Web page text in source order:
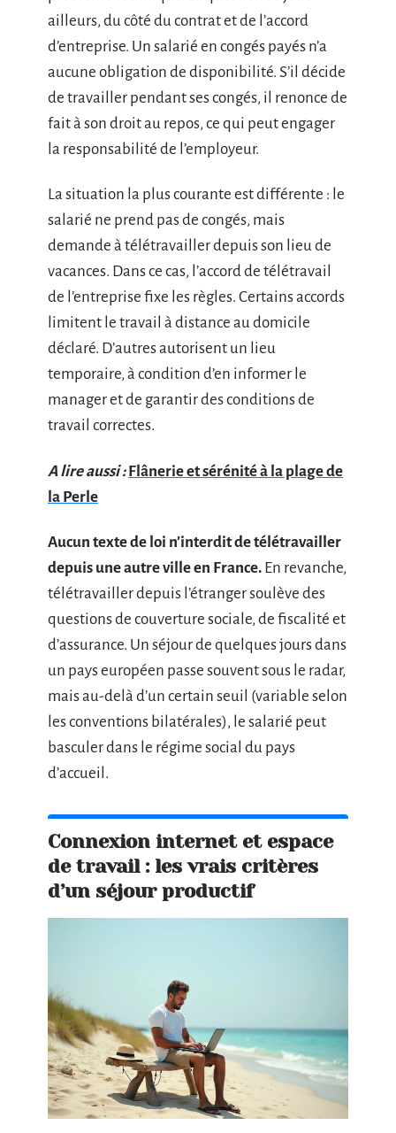
ailleurs, du côté du contrat et de l’accord
d’entreprise. Un salarié en congés payés n’a
aucune obligation de disponibilité. S’il décide
de travailler pendant ses congés, il renonce de
fait à son droit au repos, ce qui peut engager
la responsabilité de l’employeur.
La situation la plus courante est différente : le
salarié ne prend pas de congés, mais
demande à télétravailler depuis son lieu de
vacances. Dans ce cas, l’accord de télétravail
de l’entreprise fixe les règles. Certains accords
limitent le travail à distance au domicile
déclaré. D’autres autorisent un lieu
temporaire, à condition d’en informer le
manager et de garantir des conditions de
travail correctes.
A lire aussi : Flânerie et sérénité à la plage de
la Perle
Aucun texte de loi n’interdit de télétravailler
depuis une autre ville en France. En revanche,
télétravailler depuis l’étranger soulève des
questions de couverture sociale, de fiscalité et
d’assurance. Un séjour de quelques jours dans
un pays européen passe souvent sous le radar,
mais au-delà d’un certain seuil (variable selon
les conventions bilatérales), le salarié peut
basculer dans le régime social du pays
d’accueil.
Connexion internet et espace
de travail : les vrais critères
d’un séjour productif